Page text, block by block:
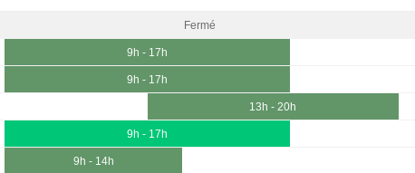
Fermé
9h - 17h
9h - 17h
13h - 20h
9h - 17h
9h - 14h